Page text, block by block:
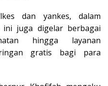
dan yankes, dalam
ini juga digelar berbagai
hingga layanan
gratis bagi para